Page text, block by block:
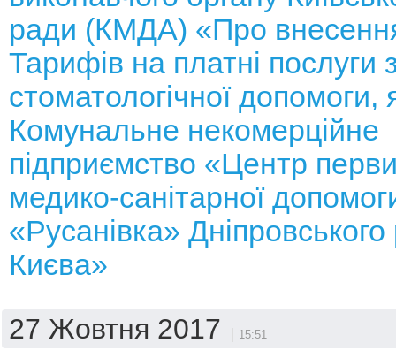
ради (КМДА) «Про
Тарифів на платні послуги
стоматологічної допомоги,
Комунальне некомерційне
підприємство «Центр
медико-санітарної
«Русанівка»
Києва»
27 Жовтня 2017 15:51